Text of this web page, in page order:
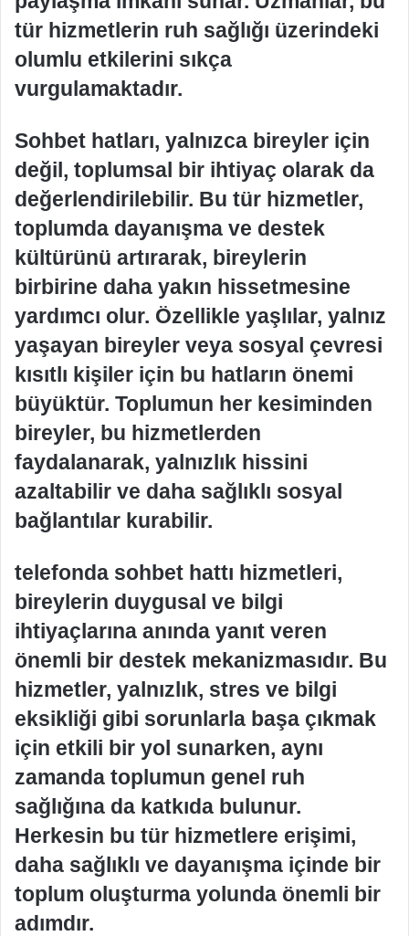
tür hizmetlerin ruh sağlığı üzerindeki
olumlu etkilerini sıkça
vurgulamaktadır.
Sohbet hatları, yalnızca bireyler için
değil, toplumsal bir ihtiyaç olarak da
değerlendirilebilir. Bu tür hizmetler,
toplumda dayanışma ve destek
kültürünü artırarak, bireylerin
birbirine daha yakın hissetmesine
yardımcı olur. Özellikle yaşlılar, yalnız
yaşayan bireyler veya sosyal çevresi
kısıtlı kişiler için bu hatların önemi
büyüktür. Toplumun her kesiminden
bireyler, bu hizmetlerden
faydalanarak, yalnızlık hissini
azaltabilir ve daha sağlıklı sosyal
bağlantılar kurabilir.
telefonda sohbet hattı hizmetleri,
bireylerin duygusal ve bilgi
ihtiyaçlarına anında yanıt veren
önemli bir destek mekanizmasıdır. Bu
hizmetler, yalnızlık, stres ve bilgi
eksikliği gibi sorunlarla başa çıkmak
için etkili bir yol sunarken, aynı
zamanda toplumun genel ruh
sağlığına da katkıda bulunur.
Herkesin bu tür hizmetlere erişimi,
daha sağlıklı ve dayanışma içinde bir
toplum oluşturma yolunda önemli bir
adımdır.